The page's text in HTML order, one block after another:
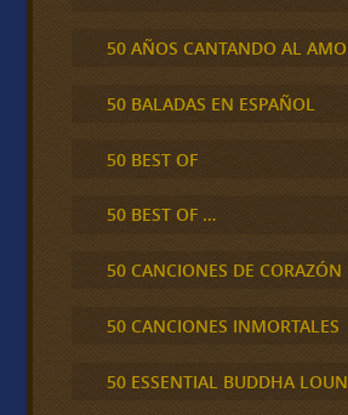
50 AÑOS CANTANDO AL
50 BALADAS EN ESPAÑOL
50 BEST OF
50 BEST OF …
50 CANCIONES DE CORAZÓN
50 CANCIONES INMORTALES
50 ESSENTIAL BUDDHA